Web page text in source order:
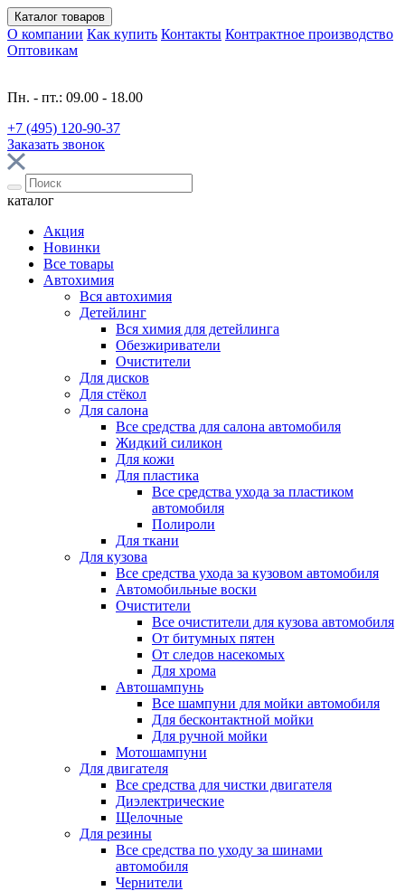
Каталог товаров
О компании Как купить Контакты Контрактное производство
Оптовикам
Пн. - пт.: 09.00 - 18.00
+7 (495) 120-90-37
Заказать звонок
каталог
Акция
Новинки
Все товары
Автохимия
Вся автохимия
Детейлинг
Вся химия для детейлинга
Обезжириватели
Очистители
Для дисков
Для стёкол
Для салона
Все средства для салона автомобиля
Жидкий силикон
Для кожи
Для пластика
Все средства ухода за пластиком
автомобиля
Полироли
Для ткани
Для кузова
Все средства ухода за кузовом автомобиля
Автомобильные воски
Очистители
Все очистители для кузова автомобиля
От битумных пятен
От следов насекомых
Для хрома
Автошампунь
Все шампуни для мойки автомобиля
Для бесконтактной мойки
Для ручной мойки
Мотошампуни
Для двигателя
Все средства для чистки двигателя
Диэлектрические
Щелочные
Для резины
Все средства по уходу за шинами
автомобиля
Чернители